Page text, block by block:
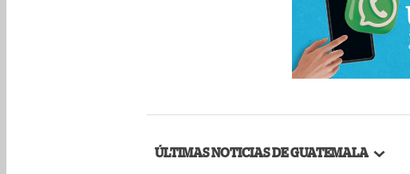
ÚLTIMAS NOTICIAS DE GUATEMALA